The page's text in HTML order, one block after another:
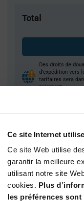
Ce site Internet
Ce site Web utilise
garantir la meilleure
utilisant notre site
cookies. Plus
les préférences
Total
Des droits de
d’expédition vers
tarifaires sera
paiement.
8 000+
Product
Information
Emballages disponibles